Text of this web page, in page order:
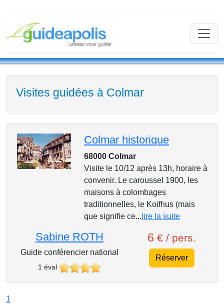
Visites guidées à Colmar
Colmar historique
68000 Colmar
Visite le 10/12 après 13h, horaire à
convenir. Le caroussel 1900, les
maisons à colombages
traditionnelles, le Koifhus (mais
que signifie ce... lire la suite
Sabine ROTH
Guide conférencier national
1 éval
6 € / pers.
Réserver
1